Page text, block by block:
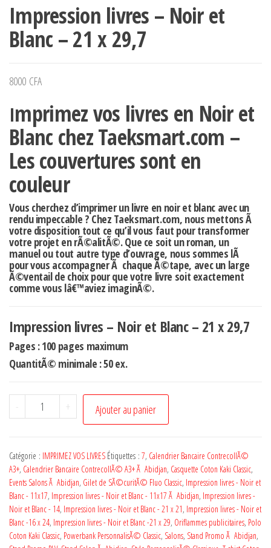
Impression livres – Noir et
Blanc – 21 x 29,7
8000 CFA
Imprimez vos livres en Noir et
Blanc chez Taeksmart.com –
Les couvertures sont en
couleur
Vous cherchez d’imprimer un livre en noir et blanc avec un
rendu impeccable ? Chez Taeksmart.com, nous mettons Ã
votre disposition tout ce qu’il vous faut pour transformer
votre projet en rÃ©alitÃ©. Que ce soit un roman, un
manuel ou tout autre type d’ouvrage, nous sommes lÃ
pour vous accompagner Ã chaque Ã©tape, avec un large
Ã©ventail de choix pour que votre livre soit exactement
comme vous lâ€™aviez imaginÃ©.
Impression livres – Noir et Blanc – 21 x 29,7
Pages : 100 pages maximum
QuantitÃ© minimale : 50 ex.
- + Ajouter au panier
Catégorie : IMPRIMEZ VOS LIVRES Étiquettes : 7, Calendrier Bancaire ContrecollÃ©
A3+, Calendrier Bancaire ContrecollÃ© A3+ Ã Abidjan, Casquette Coton Kaki Classic,
Events Salons Ã Abidjan, Gilet de SÃ©curitÃ© Fluo Classic, Impression livres - Noir et
Blanc - 11x17, Impression livres - Noir et Blanc - 11x17 Ã Abidjan, Impression livres -
Noir et Blanc - 14, Impression livres - Noir et Blanc - 21 x 21, Impression livres - Noir et
Blanc -16 x 24, Impression livres - Noir et Blanc -21 x 29, Oriflammes publicitaires, Polo
Coton Kaki Classic, Powerbank PersonnalisÃ© Classic, Salons, Stand Promo Ã Abidjan,